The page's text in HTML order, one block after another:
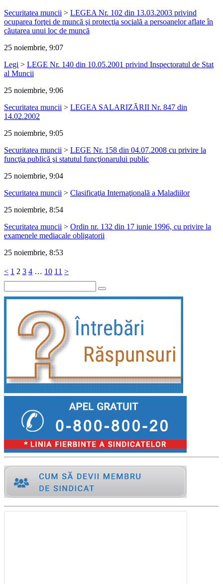
Securitatea muncii > LEGEA Nr. 102 din 13.03.2003 privind
ocuparea forţei de muncă şi protecţia socială a persoanelor aflate în
căutarea unui loc de muncă
25 noiembrie, 9:07
Legi > LEGE Nr. 140 din 10.05.2001 privind Inspectoratul de Stat
al Muncii
25 noiembrie, 9:06
Securitatea muncii > LEGEA SALARIZĂRII Nr. 847 din
14.02.2002
25 noiembrie, 9:05
Securitatea muncii > LEGE Nr. 158 din 04.07.2008 cu privire la
funcţia publică şi statutul funcţionarului public
25 noiembrie, 9:04
Securitatea muncii > Clasificaţia Internaţională a Maladiilor
25 noiembrie, 8:54
Securitatea muncii > Ordin nr. 132 din 17 iunie 1996, cu privire la
examenele mediacale obligatorii
25 noiembrie, 8:53
< 1 2 3 4 … 10 11 >